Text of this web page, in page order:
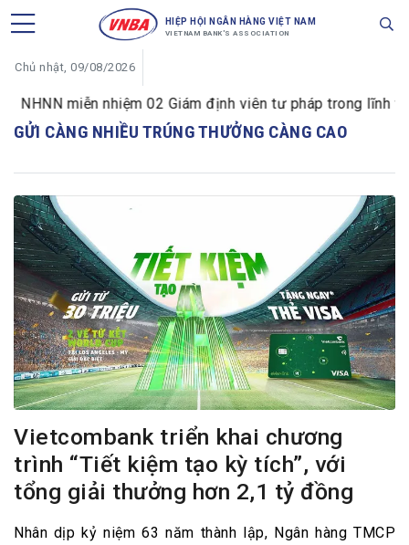
HIỆP HỘI NGÂN HÀNG VIỆT NAM
VIETNAM BANK'S ASSOCIATION
Chủ nhật, 09/08/2026
NHNN miễn nhiệm 02 Giám định viên tư pháp trong lĩnh
GỬI CÀNG NHIỀU TRÚNG THƯỞNG CÀNG CAO
Vietcombank triển khai chương
trình “Tiết kiệm tạo kỳ tích”, với
tổng giải thưởng hơn 2,1 tỷ đồng
Nhân dịp kỷ niệm 63 năm thành lập, Ngân hàng TMCP